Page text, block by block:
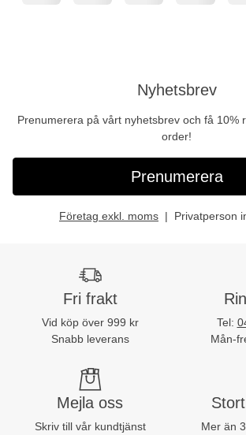
Nyhetsbrev
Prenumerera på vårt nyhetsbrev och få 10%
order!
Prenumerera
Företag exkl. moms Privatperson
Fri frakt
Vid köp över 999 kr
Snabb leverans
Tel:
Mån-
Mejla oss
Skriv till vår kundtjänst
Mer än